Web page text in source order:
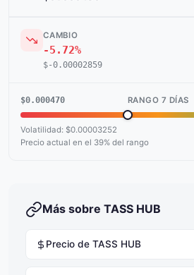
CAMBIO
-5.72%
$-0.00002859
$0.000470 RANGO 7 DÍAS
Volatilidad: $0.00003252
Precio actual en el 39% del rango
Más sobre TASS HUB
Precio de TASS HUB